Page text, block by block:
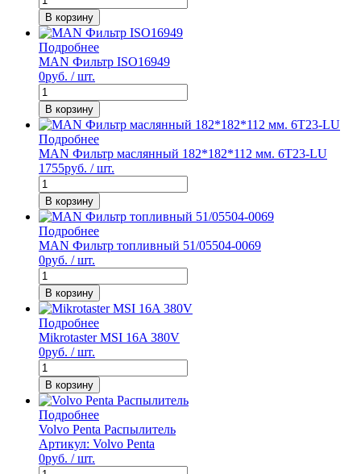
В корзину
Подробнее
MAN Фильтр ISO16949
0руб. / шт.
В корзину
Подробнее
MAN Фильтр маслянный 182*182*112 мм. 6T23-LU
1755руб. / шт.
В корзину
Подробнее
MAN Фильтр топливный 51/05504-0069
0руб. / шт.
В корзину
Подробнее
Mikrotaster MSI 16A 380V
0руб. / шт.
В корзину
Подробнее
Volvo Penta Распылитель
Артикул: Volvo Penta
0руб. / шт.